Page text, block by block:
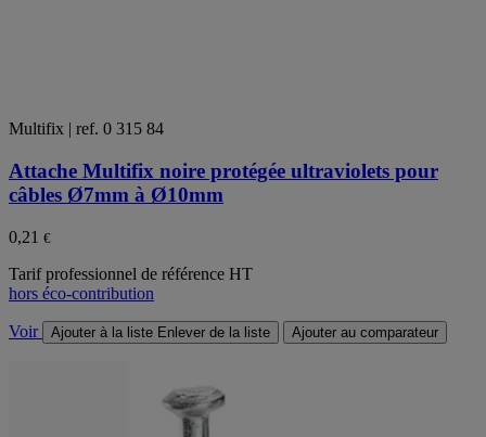
Multifix | ref. 0 315 84
Attache Multifix noire protégée ultraviolets pour
câbles Ø7mm à Ø10mm
0,21 €
Tarif professionnel de référence HT
hors éco-contribution
Voir Ajouter à la liste Enlever de la liste Ajouter au comparateur